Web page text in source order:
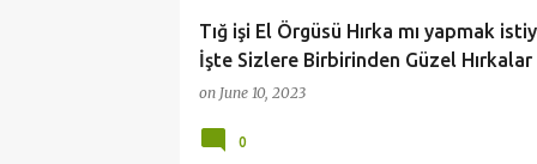
Tığ işi El Örgüsü Hırka mı yapmak
İşte Sizlere Birbirinden Güzel Hırkalar
on June 10, 2023
0